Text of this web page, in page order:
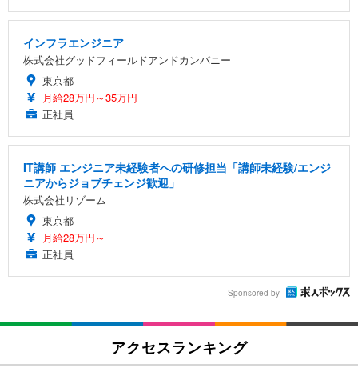
インフラエンジニア
株式会社グッドフィールドアンドカンパニー
東京都
月給28万円～35万円
正社員
IT講師 エンジニア未経験者への研修担当「講師未経験/エンジ
ニアからジョブチェンジ歓迎」
株式会社リゾーム
東京都
月給28万円～
正社員
Sponsored by
アクセスランキング